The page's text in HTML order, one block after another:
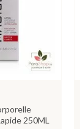
250ML